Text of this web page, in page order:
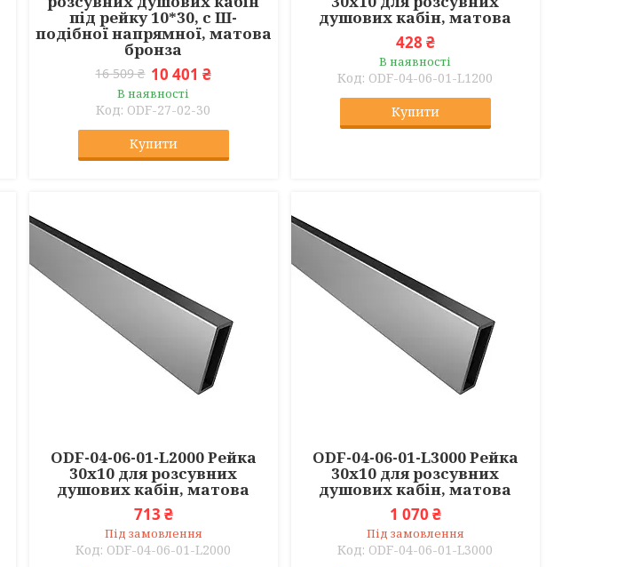
під рейку 10*30, с Ш-
подібної напрямної, матова
бронза
16 509 ₴ 10 401 ₴
В наявності
ODF-27-02-30
Купити
душових кабін, матова
428 ₴
В наявності
ODF-04-06-01-L1200
Купити
ODF-04-06-01-L2000 Рейка
30х10 для розсувних
душових кабін, матова
713 ₴
Під замовлення
ODF-04-06-01-L2000
ODF-04-06-01-L3000 Рейка
30х10 для розсувних
душових кабін, матова
1 070 ₴
Під замовлення
ODF-04-06-01-L3000